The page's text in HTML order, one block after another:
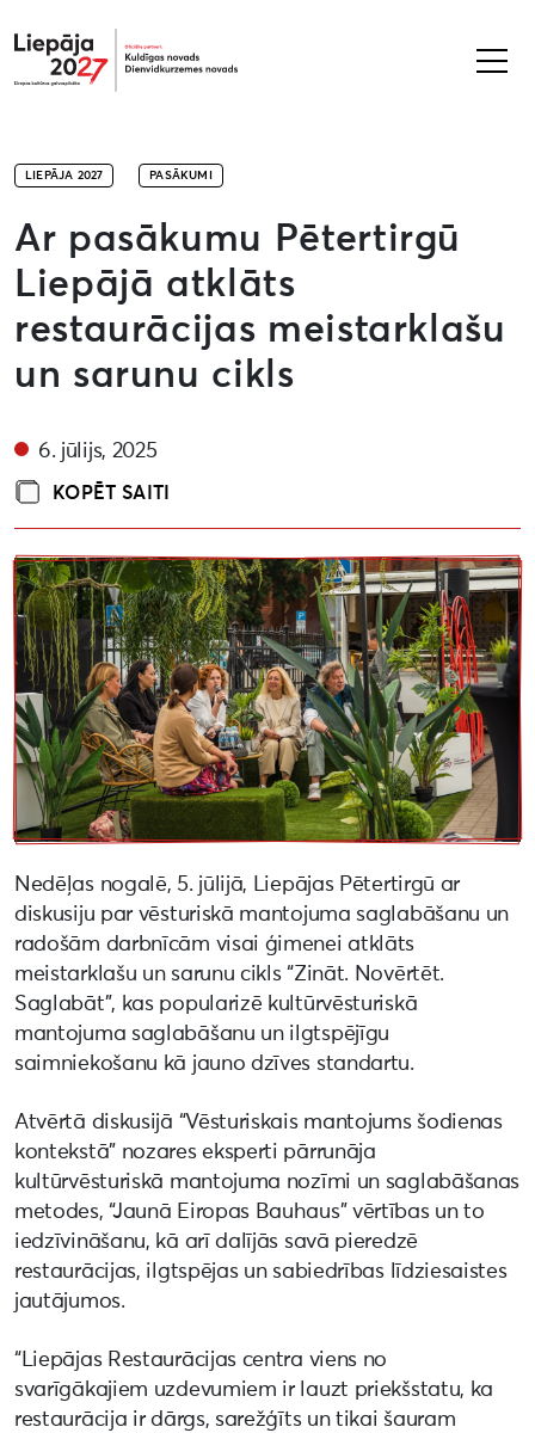
Liepāja2027
LIEPĀJA 2027 PASĀKUMI
Ar pasākumu Pētertirgū
Liepājā atklāts
restaurācijas meistarklašu
un sarunu cikls
6. jūlijs, 2025
KOPĒT SAITI
Nedēļas nogalē, 5. jūlijā, Liepājas Pētertirgū ar
diskusiju par vēsturiskā mantojuma saglabāšanu un
radošām darbnīcām visai ģimenei atklāts
meistarklašu un sarunu cikls “Zināt. Novērtēt.
Saglabāt”, kas popularizē kultūrvēsturiskā
mantojuma saglabāšanu un ilgtspējīgu
saimniekošanu kā jauno dzīves standartu.
Atvērtā diskusijā “Vēsturiskais mantojums šodienas
kontekstā” nozares eksperti pārrunāja
kultūrvēsturiskā mantojuma nozīmi un saglabāšanas
metodes, “Jaunā Eiropas Bauhaus” vērtības un to
iedzīvināšanu, kā arī dalījās savā pieredzē
restaurācijas, ilgtspējas un sabiedrības līdziesaistes
jautājumos.
“Liepājas Restaurācijas centra viens no
svarīgākajiem uzdevumiem ir lauzt priekšstatu, ka
restaurācija ir dārgs, sarežģīts un tikai šauram